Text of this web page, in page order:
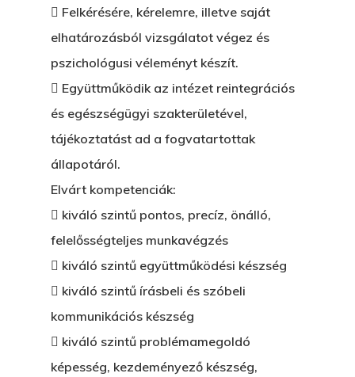
 Felkérésére, kérelemre, illetve saját
elhatározásból vizsgálatot végez és
pszichológusi véleményt készít.
 Együttműködik az intézet reintegrációs
és egészségügyi szakterületével,
tájékoztatást ad a fogvatartottak
állapotáról.
Elvárt kompetenciák:
 kiváló szintű pontos, precíz, önálló,
felelősségteljes munkavégzés
 kiváló szintű együttműködési készség
 kiváló szintű írásbeli és szóbeli
kommunikációs készség
 kiváló szintű problémamegoldó
képesség, kezdeményező készség,